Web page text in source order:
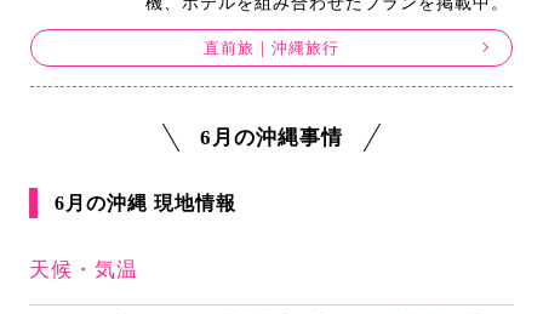
直前旅｜沖縄旅行
6月の沖縄事情
6月の沖縄 現地情報
天候・気温